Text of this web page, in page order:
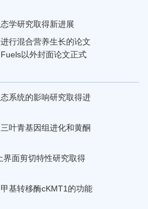
学研究取得新进展
行混合营养生长的论文
以外封面论文正式
系统的影响研究取得进
叶青基因组进化和黄酮
界面剪切特性研究取得
基转移酶cKMT1的功能